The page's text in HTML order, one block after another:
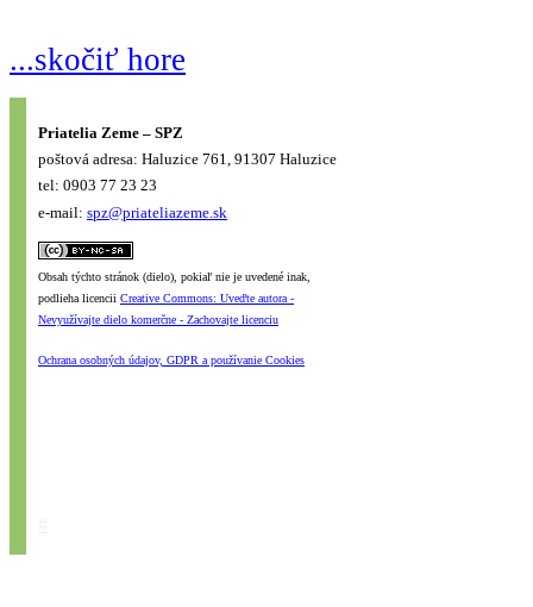
...skočiť hore
Priatelia Zeme – SPZ
poštová adresa: Haluzice 761, 91307 Haluzice
tel: 0903 77 23 23
e-mail: spz@priateliazeme.sk
Obsah týchto stránok (dielo), pokiaľ nie je uvedené inak,
podlieha licencii Creative Commons: Uveďte autora -
Nevyužívajte dielo komerčne - Zachovajte licenciu
Ochrana osobných údajov, GDPR a používanie Cookies